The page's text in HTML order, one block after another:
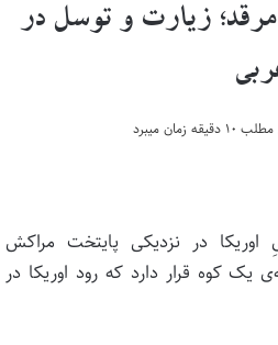
زیارت و توسل در
زمان میبرد
اوریکا در نزدیکی پایتخت مراکش
کوه قرار دارد که رود اوریکا در